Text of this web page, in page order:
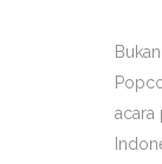
acara